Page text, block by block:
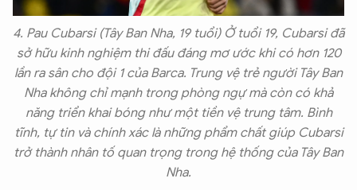
4. Pau Cubarsi (Tây Ban Nha, 19 tuổi) Ở tuổi 19, Cubarsi đã
sở hữu kinh nghiệm thi đấu đáng mơ ước khi có hơn 120
lần ra sân cho đội 1 của Barca. Trung vệ trẻ người Tây Ban
Nha không chỉ mạnh trong phòng ngự mà còn có khả
năng triển khai bóng như một tiền vệ trung tâm. Bình
tĩnh, tự tin và chính xác là những phẩm chất giúp Cubarsi
trở thành nhân tố quan trọng trong hệ thống của Tây Ban
Nha.